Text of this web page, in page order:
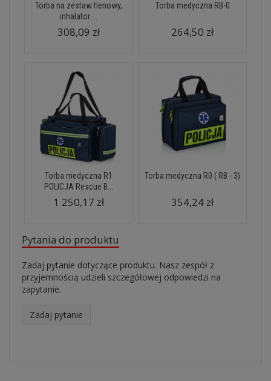
Torba na zestaw tlenowy,
inhalator ...
308,09 zł
Torba medyczna RB-0
264,50 zł
Torba medyczna R1
POLICJA Rescue B...
1 250,17 zł
Torba medyczna R0 ( RB - 3)
354,24 zł
Pytania do produktu
Zadaj pytanie dotyczące produktu. Nasz zespół z
przyjemnością udzieli szczegółowej odpowiedzi na
zapytanie.
Zadaj pytanie